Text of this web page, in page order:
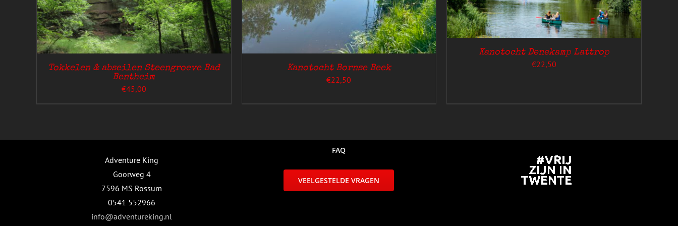
Tokkelen & abseilen Steengroeve Bad
Bentheim
€45,00
MEERDERE
VARIATIES.
DEZE
OPTIE
KAN
WORDEN
PRODUCTPAGINA
Kanotocht Bornse Beek
€22,50
MEERDERE
VARIATIES.
DEZE
OPTIE
KAN
GEKOZEN
WORDEN
Kanotocht Denekamp Lattrop
€22,50
Adventure King
Goorweg 4
7596 MS Rossum
0541 552966
info@adventureking.nl
FAQ
VEELGESTELDE VRAGEN